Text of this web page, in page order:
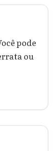
pode
ou